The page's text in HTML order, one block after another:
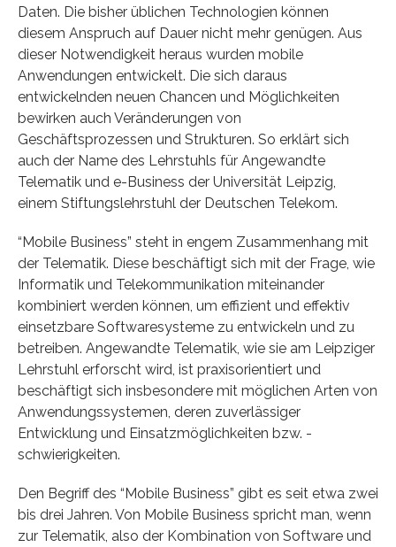
Daten. Die bisher üblichen Technologien können
diesem Anspruch auf Dauer nicht mehr genügen. Aus
dieser Notwendigkeit heraus wurden mobile
Anwendungen entwickelt. Die sich daraus
entwickelnden neuen Chancen und Möglichkeiten
bewirken auch Veränderungen von
Geschäftsprozessen und Strukturen. So erklärt sich
auch der Name des Lehrstuhls für Angewandte
Telematik und e-Business der Universität Leipzig,
einem Stiftungslehrstuhl der Deutschen Telekom.
“Mobile Business” steht in engem Zusammenhang mit
der Telematik. Diese beschäftigt sich mit der Frage, wie
Informatik und Telekommunikation miteinander
kombiniert werden können, um effizient und effektiv
einsetzbare Softwaresysteme zu entwickeln und zu
betreiben. Angewandte Telematik, wie sie am Leipziger
Lehrstuhl erforscht wird, ist praxisorientiert und
beschäftigt sich insbesondere mit möglichen Arten von
Anwendungssystemen, deren zuverlässiger
Entwicklung und Einsatzmöglichkeiten bzw. -
schwierigkeiten.
Den Begriff des “Mobile Business” gibt es seit etwa zwei
bis drei Jahren. Von Mobile Business spricht man, wenn
zur Telematik, also der Kombination von Software und